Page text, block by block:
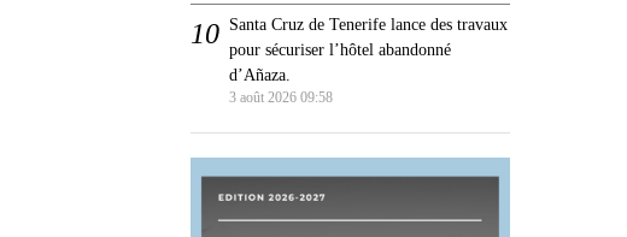
Santa Cruz de Tenerife lance des travaux
pour sécuriser l’hôtel abandonné
d’Añaza.
3 août 2026 09:58